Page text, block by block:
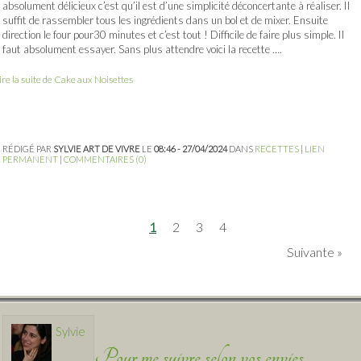
absolument délicieux c’est qu’il est d’une simplicité déconcertante à réaliser. Il
suffit de rassembler tous les ingrédients dans un bol et de mixer. Ensuite
direction le four pour30 minutes et c’est tout ! Difficile de faire plus simple. Il
faut absolument essayer. Sans plus attendre voici la recette ….
la suite de Cake aux Noisettes
RÉDIGÉ PAR SYLVIE ART DE VIVRE LE 08:46 - 27/04/2024DANS RECETTES | LIEN
PERMANENT | COMMENTAIRES (0)
1 2 3
4
Suivante
Sylvie